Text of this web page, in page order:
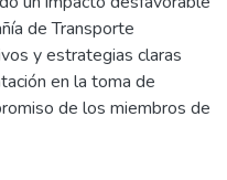
de Transporte
y estrategias claras
en la toma de
de los miembros de